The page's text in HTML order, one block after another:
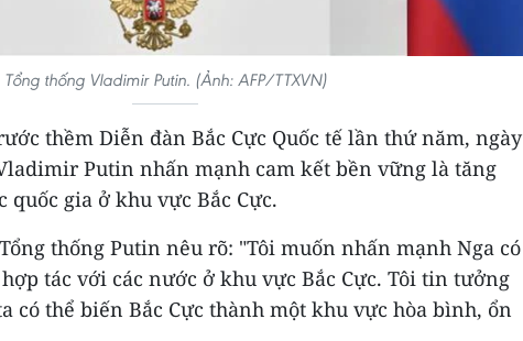
Tổng thống Vladimir Putin. (Ảnh: AFP/TTXVN)
thềm Diễn đàn Bắc Cực Quốc tế lần thứ năm, ngày
Putin nhấn mạnh cam kết bền vững là tăng
quốc gia ở khu vực Bắc Cực.
thống Putin nêu rõ: "Tôi muốn nhấn mạnh Nga có
tác với các nước ở khu vực Bắc Cực. Tôi tin tưởng
có thể biến Bắc Cực thành một khu vực hòa bình, ổn